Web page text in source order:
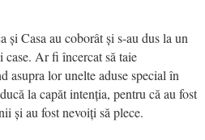
Casa au coborât și s-au dus la un
case. Ar fi încercat să taie
asupra lor unelte aduse special în
la capăt intenția, pentru că au fost
și au fost nevoiți să plece.